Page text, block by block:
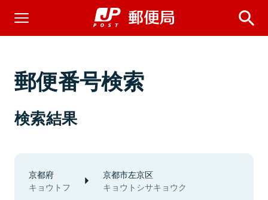
郵便番号検索
検索結果
京都府
キョウトフ
京都市左京区
キョウトシサキョウク